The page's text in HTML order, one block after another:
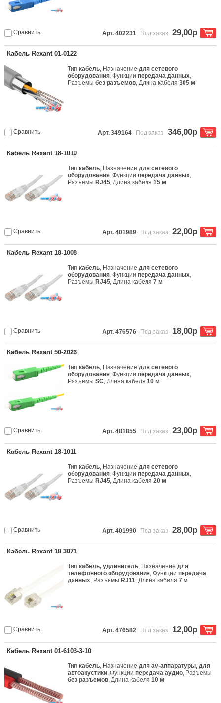
Сравнить Арт. 402231 Под заказ 29,00р
Кабель Rexant 01-0122
Типкабель, Назначениедля сетевого
оборудования, Функциипередача данных,
Разъемыбез разъемов, Длина кабеля305 м
Сравнить Арт. 349164 Под заказ 346,00р
Кабель Rexant 18-1010
Типкабель, Назначениедля сетевого
оборудования, Функциипередача данных,
Разъемы RJ45, Длина кабеля15 м
Сравнить Арт. 401989 Под заказ 22,00р
Кабель Rexant 18-1008
Типкабель, Назначениедля сетевого
оборудования, Функциипередача данных,
Разъемы RJ45, Длина кабеля7 м
Сравнить Арт. 476576 Под заказ 18,00р
Кабель Rexant 50-2026
Типкабель, Назначениедля сетевого
оборудования, Функциипередача данных,
РазъемыSC, Длина кабеля10 м
Сравнить Арт. 481855 Под заказ 23,00р
Кабель Rexant 18-1011
Типкабель, Назначениедля сетевого
оборудования, Функциипередача данных,
Разъемы RJ45, Длина кабеля20 м
Сравнить Арт. 401990 Под заказ 28,00р
Кабель Rexant 18-3071
Типкабель, удлинитель, Назначениедля
телефонного оборудования, Функциипередача
данных, Разъемы RJ11, Длина кабеля7 м
Сравнить Арт. 476582 Под заказ 12,00р
Кабель Rexant 01-6103-3-10
Типкабель, Назначениедля av-аппаратуры, для
автоакустики, Функциипередача аудио, Разъемы
без разъемов, Длина кабеля10 м